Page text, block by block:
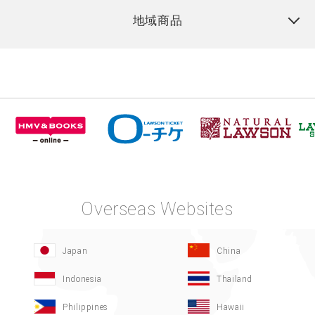
地域商品
Overseas Websites
Japan China
Indonesia Thailand
Philippines Hawaii